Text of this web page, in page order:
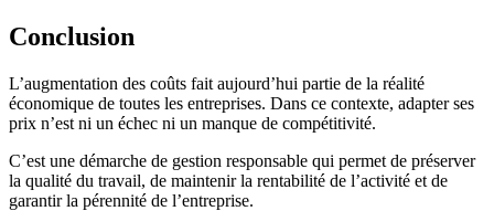
Conclusion
L’augmentation des coûts fait aujourd’hui partie de la réalité
économique de toutes les entreprises. Dans ce contexte, adapter ses
prix n’est ni un échec ni un manque de compétitivité.
C’est une démarche de gestion responsable qui permet de préserver
la qualité du travail, de maintenir la rentabilité de l’activité et de
garantir la pérennité de l’entreprise.